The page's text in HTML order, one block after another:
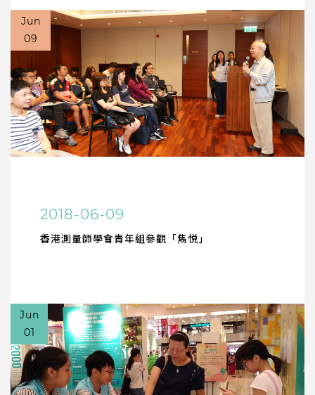
Jun
09
2018-06-09
香港測量師學會青年組參觀「雋悦」
Jun
01